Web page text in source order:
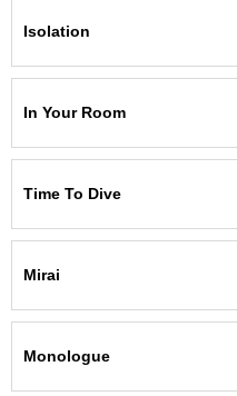
Isolation
In Your Room
Time To Dive
Mirai
Monologue